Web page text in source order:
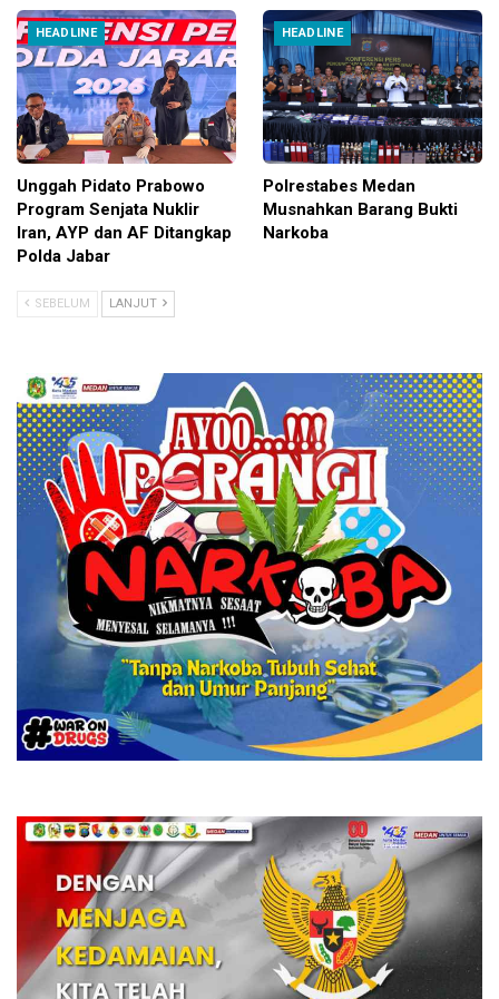
HEADLINE
Unggah Pidato Prabowo
Program Senjata Nuklir
Iran, AYP dan AF Ditangkap
Polda Jabar
HEADLINE
Polrestabes Medan
Musnahkan Barang Bukti
Narkoba
SEBELUM LANJUT